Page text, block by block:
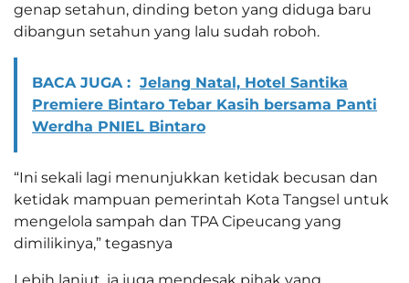
genap setahun, dinding beton yang diduga baru
dibangun setahun yang lalu sudah roboh.
BACA JUGA : Jelang Natal, Hotel Santika
Premiere Bintaro Tebar Kasih bersama Panti
Werdha PNIEL Bintaro
“Ini sekali lagi menunjukkan ketidak becusan dan
ketidak mampuan pemerintah Kota Tangsel untuk
mengelola sampah dan TPA Cipeucang yang
dimilikinya,” tegasnya